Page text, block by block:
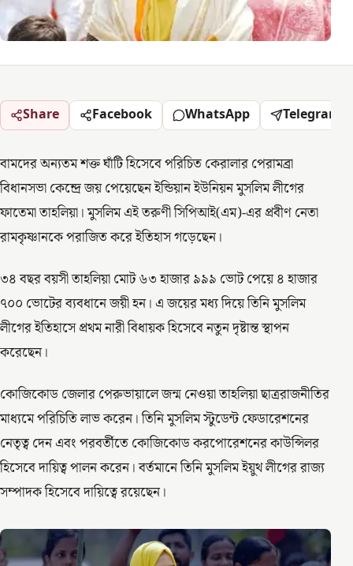
Share Facebook WhatsApp Telegram
বামদের অন্যতম শক্ত ঘাঁটি হিসেবে পরিচিত কেরালার পেরামব্রা
বিধানসভা কেন্দ্রে জয় পেয়েছেন ইন্ডিয়ান ইউনিয়ন মুসলিম লীগের
ফাতেমা তাহলিয়া। মুসলিম এই তরুণী সিপিআই(এম)-এর প্রবীণ নেতা
রামকৃষ্ণানকে পরাজিত করে ইতিহাস গড়েছেন।
৩৪ বছর বয়সী তাহলিয়া মোট ৬৩ হাজার ৯৯৯ ভোট পেয়ে ৪ হাজার
৭০০ ভোটের ব্যবধানে জয়ী হন। এ জয়ের মধ্য দিয়ে তিনি মুসলিম
লীগের ইতিহাসে প্রথম নারী বিধায়ক হিসেবে নতুন দৃষ্টান্ত স্থাপন
করেছেন।
কোজিকোড জেলার পেরুভায়ালে জন্ম নেওয়া তাহলিয়া ছাত্ররাজনীতির
মাধ্যমে পরিচিতি লাভ করেন। তিনি মুসলিম স্টুডেন্ট ফেডারেশনের
নেতৃত্ব দেন এবং পরবর্তীতে কোজিকোড করপোরেশনের কাউন্সিলর
হিসেবে দায়িত্ব পালন করেন। বর্তমানে তিনি মুসলিম ইয়ুথ লীগের রাজ্য
সম্পাদক হিসেবে দায়িত্বে রয়েছেন।